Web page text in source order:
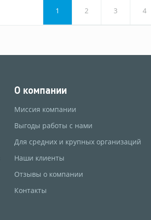
1 2 3 4
О компании
Миссия компании
Выгоды работы с нами
Для средних и крупных организаций
Наши клиенты
Отзывы о компании
Контакты